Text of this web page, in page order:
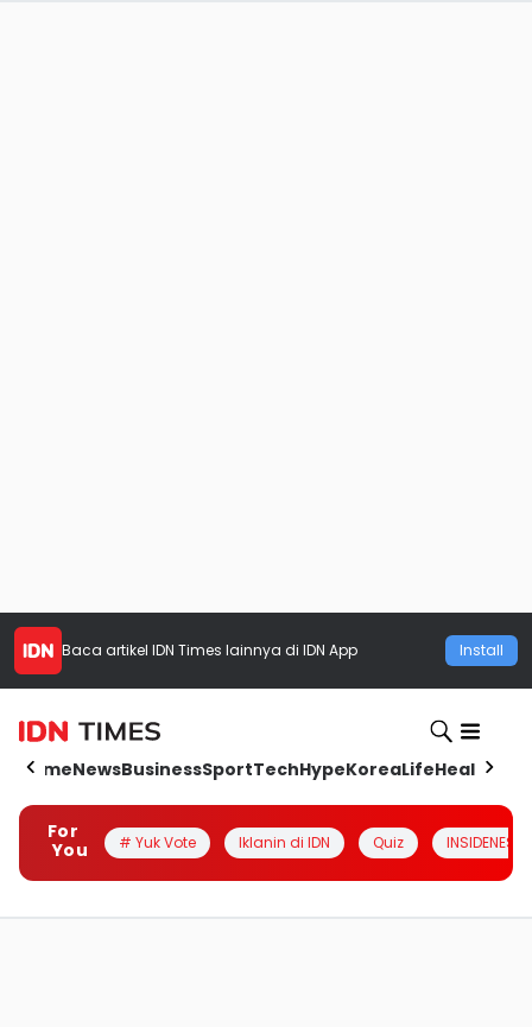
Baca artikel IDN Times lainnya di IDN App Install
HomeNewsBusinessSportTechHypeKoreaLifeHealth
For
You
# Yuk Vote Iklanin di IDN Quiz INSIDENESIA